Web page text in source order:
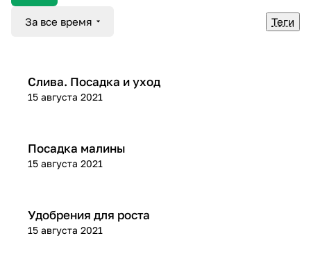
За все время Теги
Посадка и уход
15 августа 2021
Слива. Посадка и уход
Посадка и уход
15 августа 2021
Посадка малины
Удобрения
15 августа 2021
Удобрения для роста